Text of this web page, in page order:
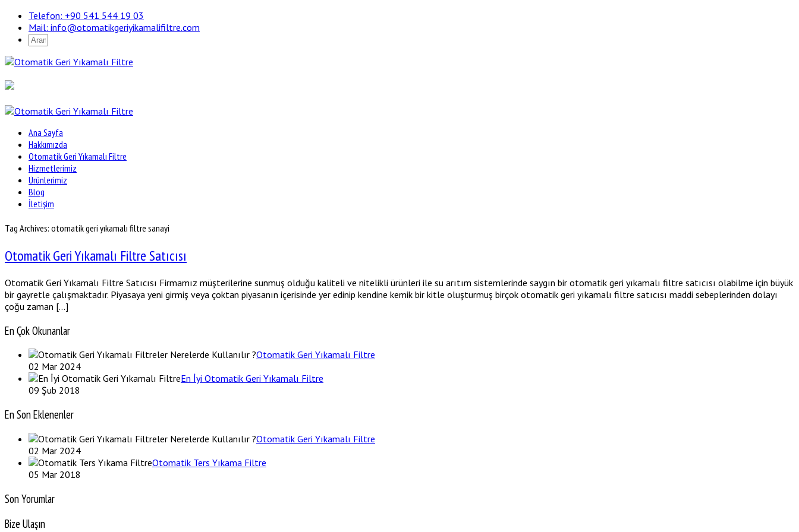
Telefon: +90 541 544 19 03
Mail: info@otomatikgeriyikamalifiltre.com
Ana Sayfa
Hakkımızda
Otomatik Geri Yıkamalı Filtre
Hizmetlerimiz
Ürünlerimiz
Blog
İletişim
Tag Archives: otomatik geri yıkamalı filtre sanayi
Otomatik Geri Yıkamalı Filtre Satıcısı
Otomatik Geri Yıkamalı Filtre Satıcısı Firmamız müşterilerine sunmuş olduğu kaliteli ve nitelikli ürünleri ile su arıtım sistemlerinde saygın bir otomatik geri yıkamalı filtre satıcısı olabilme için büyük
bir gayretle çalışmaktadır. Piyasaya yeni girmiş veya çoktan piyasanın içerisinde yer edinip kendine kemik bir kitle oluşturmuş birçok otomatik geri yıkamalı filtre satıcısı maddi sebeplerinden dolayı
çoğu zaman […]
En Çok Okunanlar
Otomatik Geri Yıkamalı Filtre
02 Mar 2024
En İyi Otomatik Geri Yıkamalı Filtre
09 Şub 2018
En Son Eklenenler
Otomatik Geri Yıkamalı Filtre
02 Mar 2024
Otomatik Ters Yıkama Filtre
05 Mar 2018
Son Yorumlar
Bize Ulaşın